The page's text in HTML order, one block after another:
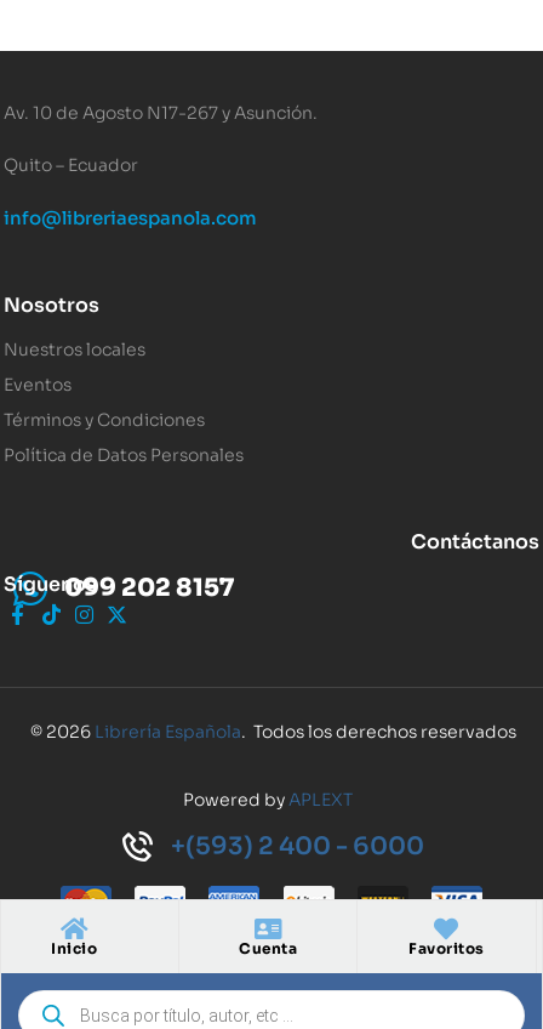
Inicio Cuenta Favoritos
Av. 10 de Agosto N17-267 y Asunción.
Quito – Ecuador
info@libreriaespanola.com
Nosotros
Nuestros locales
Eventos
Términos y Condiciones
Política de Datos Personales
Contáctanos
099 202 8157
Síguenos
© 2026 Librería Española. Todos los derechos reservados
Powered byAPLEXT
+(593) 2 400 - 6000